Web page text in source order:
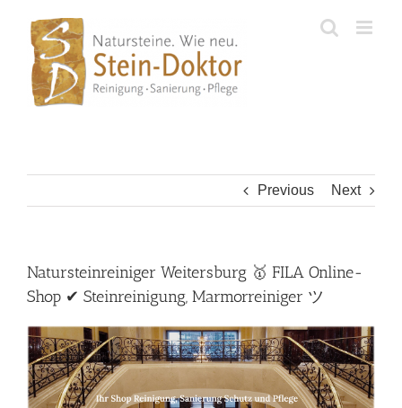
content
Previous Next
Natursteinreiniger Weitersburg 🥇 FILA Online-
Shop ✔ Steinreinigung, Marmorreiniger ツ